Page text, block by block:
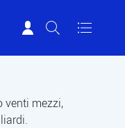
venti mezzi,